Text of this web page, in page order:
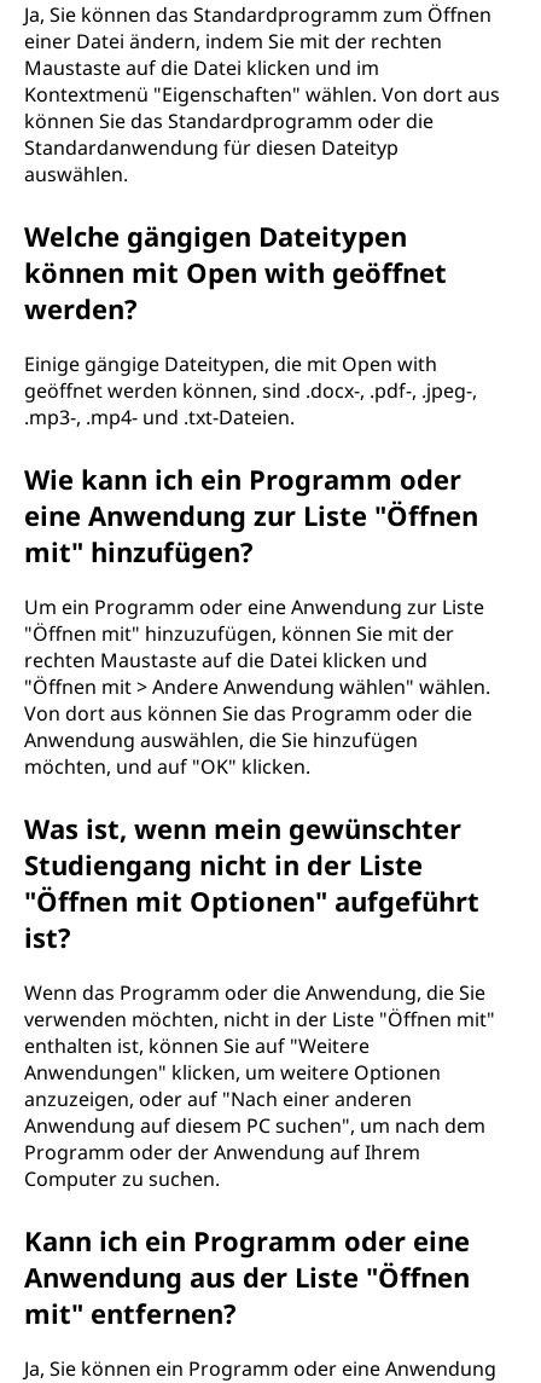
Ja, Sie können das Standardprogramm zum Öffnen
einer Datei ändern, indem Sie mit der rechten
Maustaste auf die Datei klicken und im
Kontextmenü "Eigenschaften" wählen. Von dort aus
können Sie das Standardprogramm oder die
Standardanwendung für diesen Dateityp
auswählen.
Welche gängigen Dateitypen
können mit Open with geöffnet
werden?
Einige gängige Dateitypen, die mit Open with
geöffnet werden können, sind .docx-, .pdf-, .jpeg-,
.mp3-, .mp4- und .txt-Dateien.
Wie kann ich ein Programm oder
eine Anwendung zur Liste "Öffnen
mit" hinzufügen?
Um ein Programm oder eine Anwendung zur Liste
"Öffnen mit" hinzuzufügen, können Sie mit der
rechten Maustaste auf die Datei klicken und
"Öffnen mit > Andere Anwendung wählen" wählen.
Von dort aus können Sie das Programm oder die
Anwendung auswählen, die Sie hinzufügen
möchten, und auf "OK" klicken.
Was ist, wenn mein gewünschter
Studiengang nicht in der Liste
"Öffnen mit Optionen" aufgeführt
ist?
Wenn das Programm oder die Anwendung, die Sie
verwenden möchten, nicht in der Liste "Öffnen mit"
enthalten ist, können Sie auf "Weitere
Anwendungen" klicken, um weitere Optionen
anzuzeigen, oder auf "Nach einer anderen
Anwendung auf diesem PC suchen", um nach dem
Programm oder der Anwendung auf Ihrem
Computer zu suchen.
Kann ich ein Programm oder eine
Anwendung aus der Liste "Öffnen
mit" entfernen?
Ja, Sie können ein Programm oder eine Anwendung